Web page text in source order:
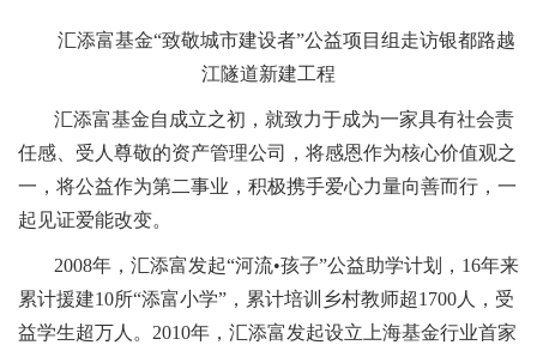
汇添富基金“致敬城市建设者”公益项目组走访银都路越
江隧道新建工程
汇添富基金自成立之初，就致力于成为一家具有社会责
任感、受人尊敬的资产管理公司，将感恩作为核心价值观之
一，将公益作为第二事业，积极携手爱心力量向善而行，一
起见证爱能改变。
2008年，汇添富发起“河流•孩子”公益助学计划，16年来
累计援建10所“添富小学”，累计培训乡村教师超1700人，受
益学生超万人。2010年，汇添富发起设立上海基金行业首家